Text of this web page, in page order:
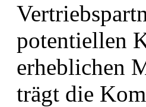
potentiellen
erheblichen
trägt die